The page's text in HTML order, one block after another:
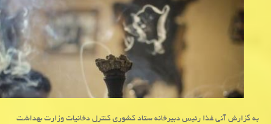
به گزارش آنی غذا رئیس دبیرخانه ستاد كشوری كنترل دخانیات وزارت بهداشت